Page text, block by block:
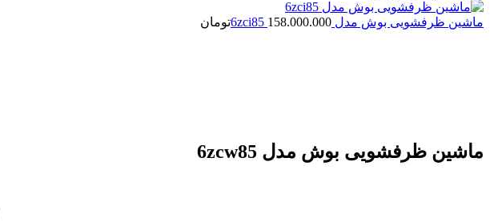
ماشین ظرفشویی بوش مدل 6zci85 158.000.000 تومان
ماشین ظرفشویی بوش مدل 6zcw85